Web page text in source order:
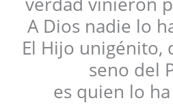
A Dios nadie lo
El Hijo unigénito,
seno del
es quien lo